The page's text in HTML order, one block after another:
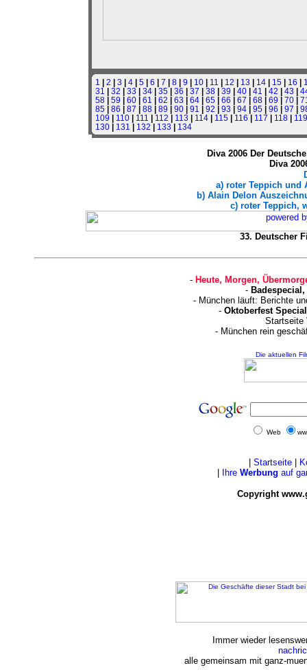
1 | 2 | 3 | 4| 5| 6 | 7 | 8| 9 | 10| 11 | 12 | 13 | 14| 15| 16 |
31 | 32 | 33 | 34| 35| 36 | 37 | 38| 39 | 40| 41 | 42 | 43 |
58| 59 | 60| 61 | 62 | 63 | 64| 65| 66 | 67 | 68| 69 | 70|
85| 86 | 87 | 88| 89 | 90| 91 | 92 | 93 | 94| 95| 96 | 97 |
109 | 110| 111 | 112 | 113 | 114| 115| 116 | 117 | 118| 119
130| 131 | 132 | 133 | 134
Diva 2006 Der
Diva
a) roter Teppich und
b) Alain Delon
c) roter Teppich,
33. Deutscher
- Heute, Morgen,
-
- München läuft: Berichte
- Oktoberfest Special
Startseite
- München rein
Die aktuellen
Web
Startseite
Ihre Werbung auf
Copyright
Immer wieder
alle gemeinsam mit ganz-